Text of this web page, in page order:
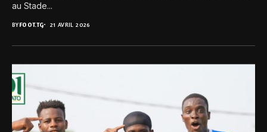
au Stade...
BYFOOT.TG 21 AVRIL 2026